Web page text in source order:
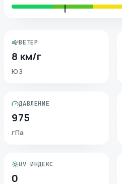
ВЕТЕР
8 км/г
ЮЗ
ДАВЛЕНИЕ
975
гПа
UV ИНДЕКС
0